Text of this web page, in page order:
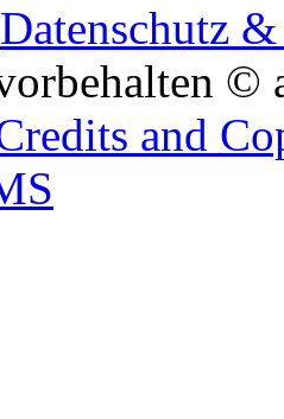
Datenschutz
©
and